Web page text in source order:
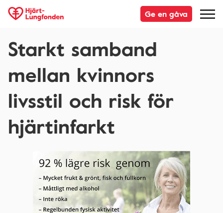
Ge en gåva
Starkt samband
mellan kvinnors
livsstil och risk för
hjärtinfarkt